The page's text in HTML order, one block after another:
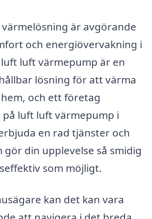
är avgörande
och energiövervakning i
luft värmepump är en
lösning för att värma
och ett företag
på luft luft värmepump i
en rad tjänster och
din upplevelse så smidig
som möjligt.
kan det kan vara